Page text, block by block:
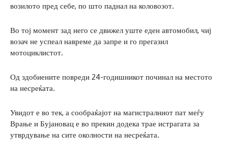
возилото пред себе, по што паднал на коловозот.
Во тој момент зад него се движел уште еден автомобил, чиј
возач не успеал навреме да запре и го прегазил
мотоциклистот.
Од здобиените повреди 24-годишникот починал на местото
на несреќата.
Увидот е во тек, а сообраќајот на магистралниот пат меѓу
Врање и Бујановац е во прекин додека трае истрагата за
утврдување на сите околности на несреќата.